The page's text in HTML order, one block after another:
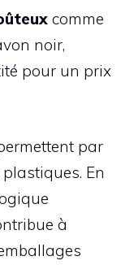
comme
noir,
pour un prix
par
En
à